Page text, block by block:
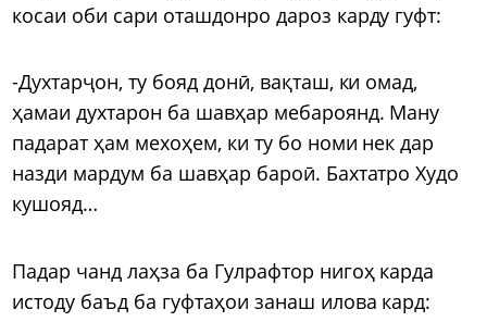
косаи оби сари оташдонро дароз карду гуфт:
-Духтарҷон, ту бояд донӣ, вақташ, ки омад,
ҳамаи духтарон ба шавҳар мебароянд. Ману
падарат ҳам мехоҳем, ки ту бо номи нек дар
назди мардум ба шавҳар бароӣ. Бахтатро Худо
кушояд…
Падар чанд лаҳза ба Гулрафтор нигоҳ карда
истоду баъд ба гуфтаҳои занаш илова кард: